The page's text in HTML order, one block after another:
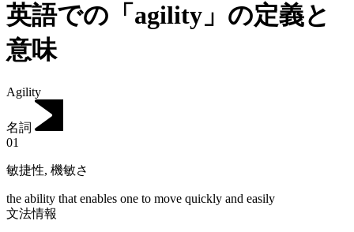
英語での「agility」の定義と
意味
Agility
名詞
01
敏捷性, 機敏さ
the ability that enables one to move quickly and easily
文法情報